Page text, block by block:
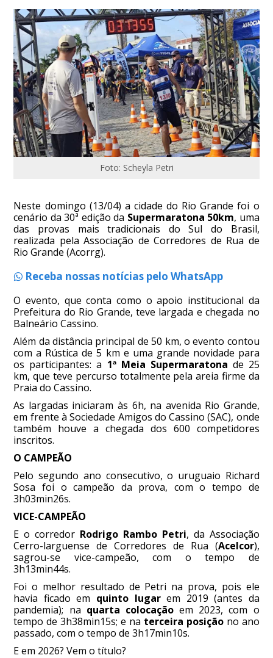
Foto: Scheyla Petri
Neste domingo (13/04) a cidade do Rio Grande foi o
cenário da 30ª edição da Supermaratona 50km, uma
das provas mais tradicionais do Sul do Brasil,
realizada pela Associação de Corredores de Rua de
Rio Grande (Acorrg).
Receba nossas notícias pelo WhatsApp
O evento, que conta como o apoio institucional da
Prefeitura do Rio Grande, teve largada e chegada no
Balneário Cassino.
Além da distância principal de 50 km, o evento contou
com a Rústica de 5 km e uma grande novidade para
os participantes: a 1ª Meia Supermaratona de 25
km, que teve percurso totalmente pela areia firme da
Praia do Cassino.
As largadas iniciaram às 6h, na avenida Rio Grande,
em frente à Sociedade Amigos do Cassino (SAC), onde
também houve a chegada dos 600 competidores
inscritos.
O CAMPEÃO
Pelo segundo ano consecutivo, o uruguaio Richard
Sosa foi o campeão da prova, com o tempo de
3h03min26s.
VICE-CAMPEÃO
E o corredor Rodrigo Rambo Petri, da Associação
Cerro-larguense de Corredores de Rua (Acelcor),
sagrou-se vice-campeão, com o tempo de
3h13min44s.
Foi o melhor resultado de Petri na prova, pois ele
havia ficado em quinto lugarem 2019 (antes da
pandemia); na quarta colocaçãoem 2023, com o
tempo de 3h38min15s; e na terceira posiçãono ano
passado, com o tempo de 3h17min10s.
E em 2026? Vem o título?